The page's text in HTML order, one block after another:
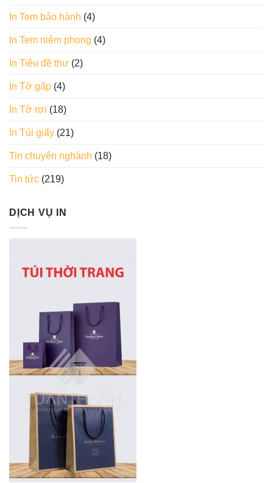
In Tem bảo hành (4)
In Tem niêm phong (4)
In Tiêu đề thư (2)
In Tờ gấp (4)
In Tờ rơi (18)
In Túi giấy (21)
Tin chuyên nghành (18)
Tin tức (219)
DỊCH VỤ IN